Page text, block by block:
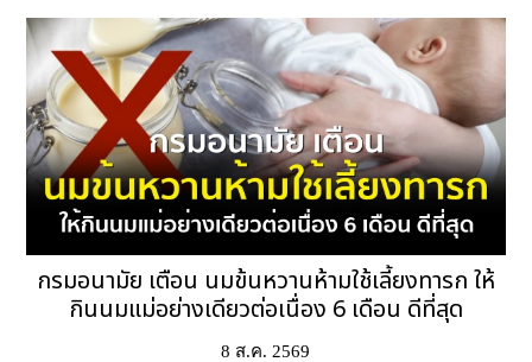
กรมอนามัย เตือน นมข้นหวานห้ามใช้เลี้ยงทารก ให้
กินนมแม่อย่างเดียวต่อเนื่อง 6 เดือน ดีที่สุด
8 ส.ค. 2569